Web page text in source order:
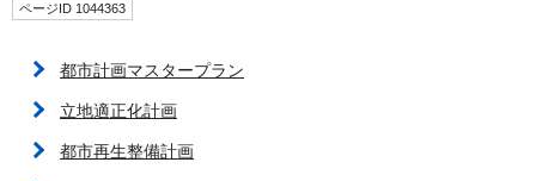
ページID 1044363
都市計画マスタープラン
立地適正化計画
都市再生整備計画